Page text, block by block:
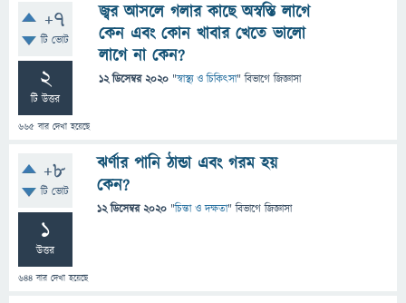
+7
টি ভোট
2
টি উত্তর
665 বার দেখা হয়েছে
জ্বর আসলে গলার কাছে অস্বস্তি লাগে
কেন এবং কোন খাবার খেতে ভালো
লাগে না কেন?
12 ডিসেম্বর 2020 "স্বাস্থ্য ও চিকিৎসা" বিভাগে জিজ্ঞাসা
+8
টি ভোট
1
উত্তর
644 বার দেখা হয়েছে
ঝর্ণার পানি ঠান্ডা এবং গরম হয়
কেন?
12 ডিসেম্বর 2020 "চিন্তা ও দক্ষতা" বিভাগে জিজ্ঞাসা